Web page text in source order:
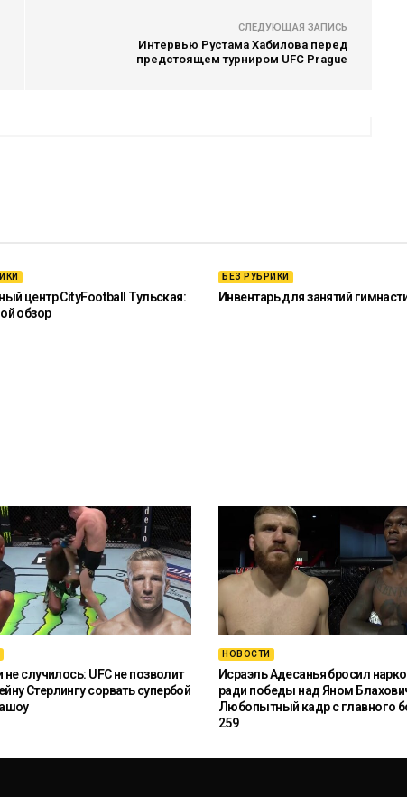
СЛЕДУЮЩАЯ ЗАПИСЬ
Интервью Рустама Хабилова перед
предстоящем турниром UFC Prague
центр CityFootball Тульская:
обзор
БЕЗ РУБРИКИ
Инвентарь для занятий
не случилось: UFC не позволит
Стерлингу сорвать супербой
НОВОСТИ
Исраэль Адесанья бросил
ради победы над Яном
Любопытный кадр с главного
259